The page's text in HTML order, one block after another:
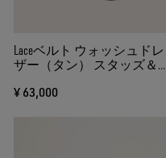
Laceベルト ウォッシュドレ
ザー（タン） スタッズ＆イ
¥ 63,000